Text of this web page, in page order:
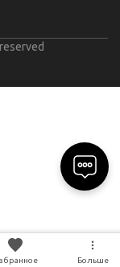
Больше